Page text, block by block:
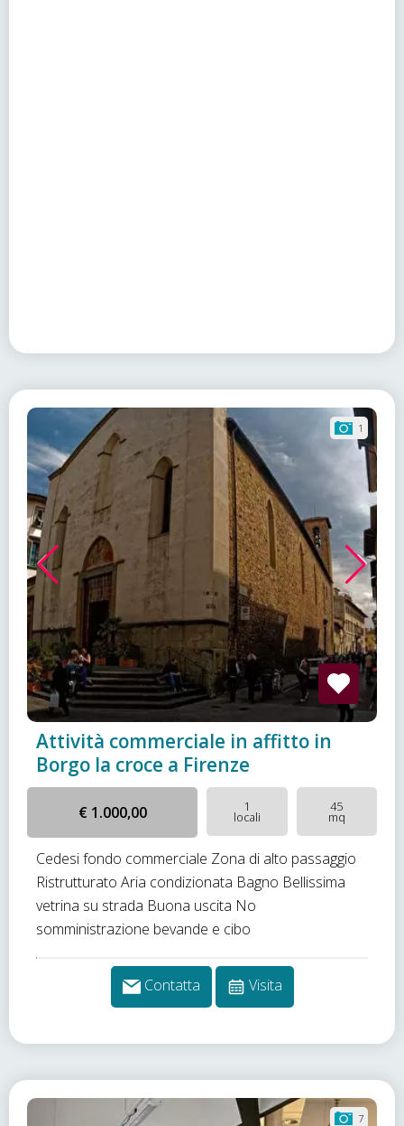
1
Attività commerciale in affitto in
Borgo la croce a Firenze
€ 1.000,00 1
locali
45
mq
Cedesi fondo commerciale Zona di alto passaggio
Ristrutturato Aria condizionata Bagno Bellissima
vetrina su strada Buona uscita No
somministrazione bevande e cibo
Contatta Visita
7